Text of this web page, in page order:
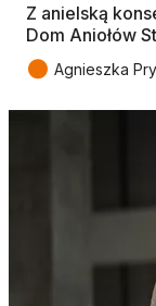
Z anielską
Dom Aniołów
● Agnieszka